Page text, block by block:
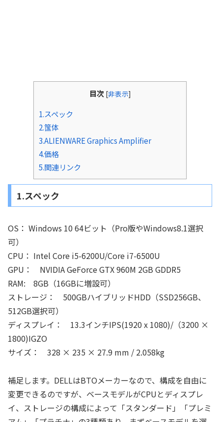
目次 [非表示]
1.スペック
2.筺体
3.ALIENWARE Graphics Amplifier
4.価格
5.関連リンク
1.スペック
OS： Windows 10 64ビット（Pro版やWindows8.1選択
可）
CPU： Intel Core i5-6200U/Core i7-6500U
GPU： NVIDIA GeForce GTX 960M 2GB GDDR5
RAM: 8GB（16GBに増設可）
ストレージ： 500GBハイブリッドHDD（SSD256GB、
512GB選択可）
ディスプレイ： 13.3インチIPS(1920 x 1080)/（3200 ×
1800)IGZO
サイズ： 328 × 235 × 27.9 mm / 2.058kg
補足します。DELLはBTOメーカーなので、構成を自由に
変更できるのですが、ベースモデルがCPUとディスプレ
イ、ストレージの構成によって「スタンダード」「プレミ